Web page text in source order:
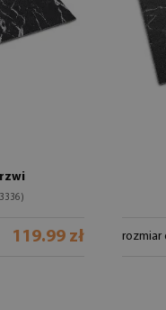
119.99 zł rozmiar